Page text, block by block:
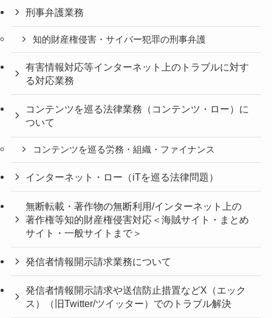
刑事弁護業務
知的財産権侵害・サイバー犯罪の刑事弁護
有害情報対応等インターネット上のトラブルに対す
る対応業務
コンテンツを巡る法律業務（コンテンツ・ロー）に
ついて
コンテンツを巡る労務・組織・ファイナンス
インターネット・ロー（iTを巡る法律問題）
無断転載・著作物の無断利用/インターネット上の
著作権等知的財産権侵害対応＜海賊サイト・まとめ
サイト・一般サイトまで＞
発信者情報開示請求業務について
発信者情報開示請求や送信防止措置などX（エック
ス）（旧Twitter/ツイッター）でのトラブル解決